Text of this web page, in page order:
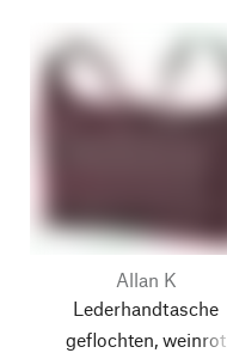
Allan K
Lederhandtasche
geflochten, weinrot